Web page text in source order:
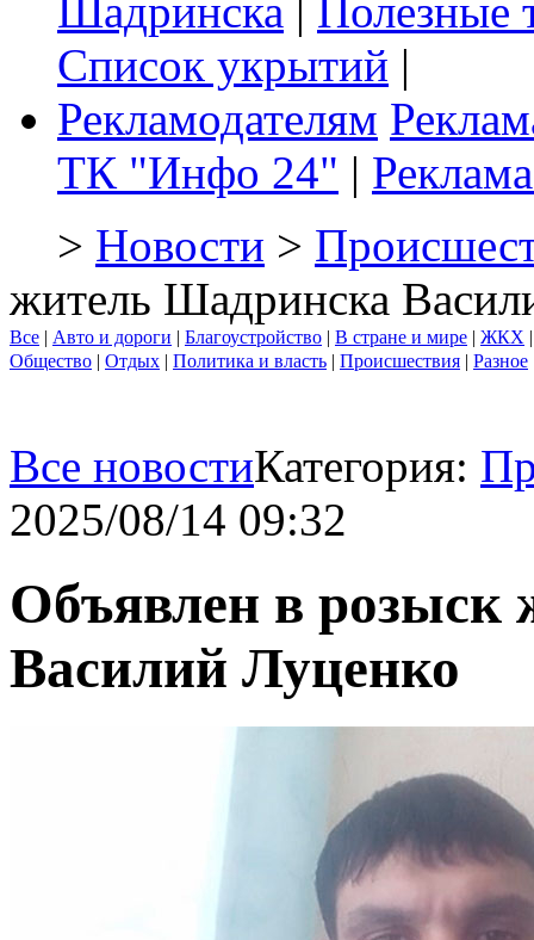
Шадринска | Полезные
Список укрытий |
Рекламодателям
ТК "Инфо 24" |
> Новости >
житель Шадринска
Все | Авто и дороги | Благоустройство | В стране и мире | ЖКХ
Общество | Отдых | Политика и власть | Происшествия | Разное
Все новостиКатегория:
2025/08/14 09:32
Объявлен в
Василий Луценко